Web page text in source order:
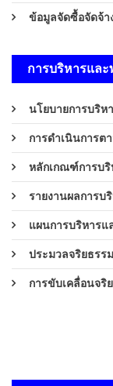
ข้อมูลจัดซื้อจัดจ้า
การบริหารแล
นโยบายการบริห
การดำเนินการต
หลักเกณฑ์การบ
รายงานผลการบ
แผนการบริหาร
ประมวลจริยธรร
การขับเคลื่อนจริ